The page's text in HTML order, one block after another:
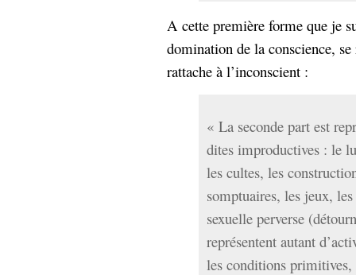
A cette première forme que je
domination de la conscience,
rattache à l’inconscient :
« La seconde part est
dites improductives : le
les cultes, les
somptuaires, les jeux,
sexuelle perverse
représentent autant
les conditions